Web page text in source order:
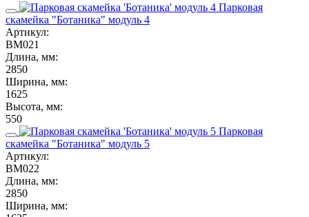
Парковая
скамейка "Ботаника" модуль 4
Артикул:
ВМ021
Длина, мм:
2850
Ширина, мм:
1625
Высота, мм:
550
Парковая
скамейка "Ботаника" модуль 5
Артикул:
ВМ022
Длина, мм:
2850
Ширина, мм: